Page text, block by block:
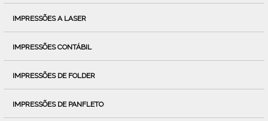
IMPRESSÕES A LASER
IMPRESSÕES CONTÁBIL
IMPRESSÕES DE FOLDER
IMPRESSÕES DE PANFLETO